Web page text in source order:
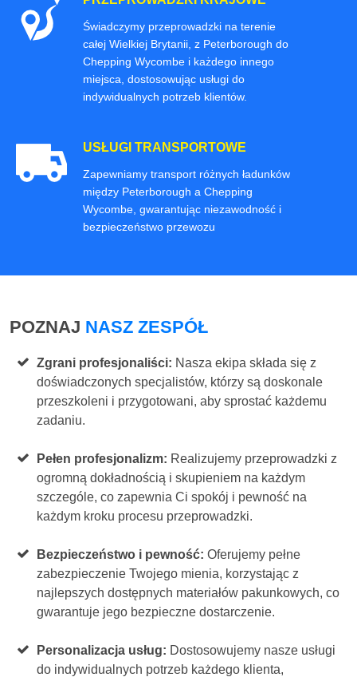
Świadczymy przeprowadzki na terenie
całej Wielkiej Brytanii, z Peterborough do
Chepping Wycombe i każdego innego
miejsca, dostosowując usługi do
indywidualnych potrzeb klientów.
USŁUGI TRANSPORTOWE
Zapewniamy transport różnych ładunków
między Peterborough a Chepping
Wycombe, gwarantując niezawodność i
bezpieczeństwo przewozu
POZNAJ NASZ ZESPÓŁ
Zgrani profesjonaliści: Nasza ekipa składa się z
doświadczonych specjalistów, którzy są doskonale
przeszkoleni i przygotowani, aby sprostać każdemu
zadaniu.
Pełen profesjonalizm: Realizujemy przeprowadzki z
ogromną dokładnością i skupieniem na każdym
szczególe, co zapewnia Ci spokój i pewność na
każdym kroku procesu przeprowadzki.
Bezpieczeństwo i pewność:Oferujemy pełne
zabezpieczenie Twojego mienia, korzystając z
najlepszych dostępnych materiałów pakunkowych, co
gwarantuje jego bezpieczne dostarczenie.
Personalizacja usług: Dostosowujemy nasze usługi
do indywidualnych potrzeb każdego klienta,